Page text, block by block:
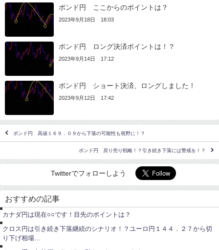
ポンド円 ここからのポイントは？
2023年9月18日 18:03
ポンド円 ロング決済ポイントは！？
2023年9月14日 17:12
ポンド円 ショート決済、ロングしました！
2023年9月12日 17:42
ポンド円 高値１６９．０９から下落の可能性も視野に！？
ポンド円 戻り売り戦略！？引き続き下落には警戒を！？
Twitterでフォローしよう
おすすめの記事
カナダ円は現在○○です！目先のポイントは？
クロス円は引き続き下落継続のシナリオ！？ユーロ円１４４．２７から切
り下げ相場…